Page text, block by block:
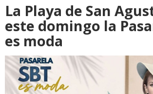
La Playa de San
este domingo la
es moda